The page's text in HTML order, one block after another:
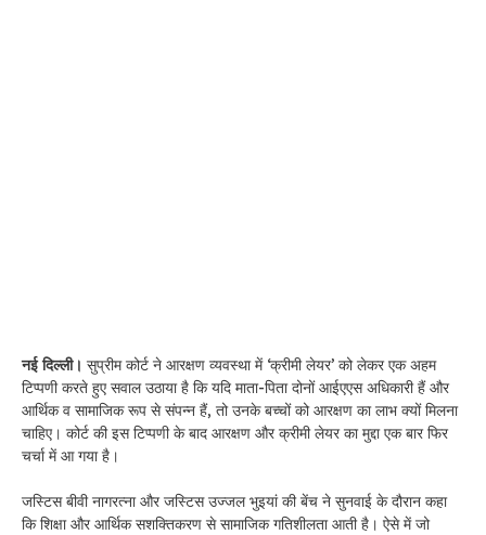
नई दिल्ली। सुप्रीम कोर्ट ने आरक्षण व्यवस्था में ‘क्रीमी लेयर’ को लेकर एक अहम
टिप्पणी करते हुए सवाल उठाया है कि यदि माता-पिता दोनों आईएएस अधिकारी हैं और
आर्थिक व सामाजिक रूप से संपन्न हैं, तो उनके बच्चों को आरक्षण का लाभ क्यों मिलना
चाहिए। कोर्ट की इस टिप्पणी के बाद आरक्षण और क्रीमी लेयर का मुद्दा एक बार फिर
चर्चा में आ गया है।
जस्टिस बीवी नागरत्ना और जस्टिस उज्जल भुइयां की बेंच ने सुनवाई के दौरान कहा
कि शिक्षा और आर्थिक सशक्तिकरण से सामाजिक गतिशीलता आती है। ऐसे में जो